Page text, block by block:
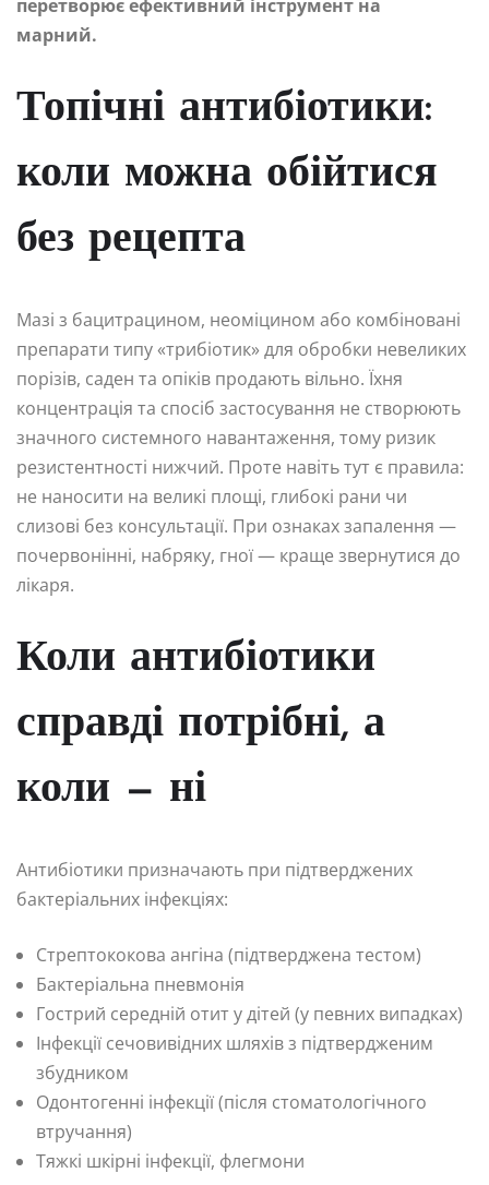
перетворює ефективний інструмент на
марний.
Топічні антибіотики:
коли можна обійтися
без рецепта
Мазі з бацитрацином, неоміцином або комбіновані
препарати типу «трибіотик» для обробки невеликих
порізів, саден та опіків продають вільно. Їхня
концентрація та спосіб застосування не створюють
значного системного навантаження, тому ризик
резистентності нижчий. Проте навіть тут є правила:
не наносити на великі площі, глибокі рани чи
слизові без консультації. При ознаках запалення —
почервонінні, набряку, гної — краще звернутися до
лікаря.
Коли антибіотики
справді потрібні, а
коли — ні
Антибіотики призначають при підтверджених
бактеріальних інфекціях:
Стрептококова ангіна (підтверджена тестом)
Бактеріальна пневмонія
Гострий середній отит у дітей (у певних випадках)
Інфекції сечовивідних шляхів з підтвердженим
збудником
Одонтогенні інфекції (після стоматологічного
втручання)
Тяжкі шкірні інфекції, флегмони